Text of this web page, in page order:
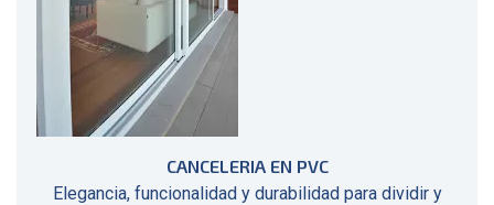
CANCELERIA EN PVC
Elegancia, funcionalidad y durabilidad para dividir y